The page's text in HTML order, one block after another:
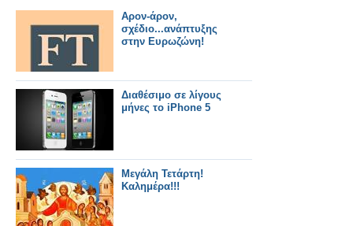
Αρον-άρον,
σχέδιο...ανάπτυξης
στην Ευρωζώνη!
Διαθέσιμο σε λίγους
μήνες το iPhone 5
Μεγάλη Τετάρτη!
Καλημέρα!!!